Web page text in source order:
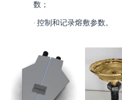
数；
· 控制和记录熔敷参数。